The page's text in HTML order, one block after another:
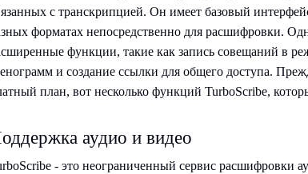
с транскрипцией. Он имеет базовый
форматах непосредственно для расшифровки.
функции, такие как запись совещаний в
и создание ссылки для общего доступа.
план, вот несколько функций TurboScribe,
аудио и видео
- это неограниченный сервис расшифровки